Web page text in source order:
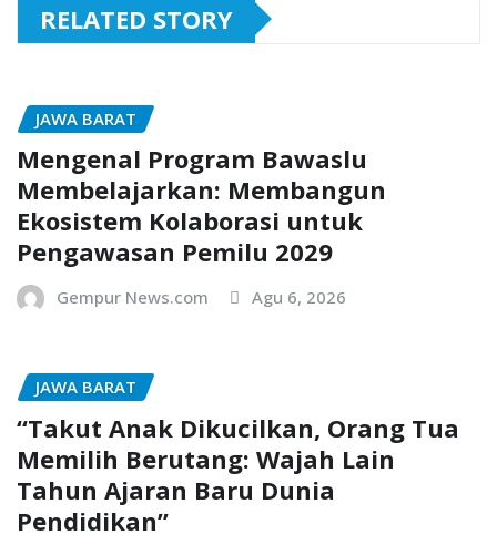
RELATED STORY
JAWA BARAT
Mengenal Program Bawaslu
Membelajarkan: Membangun
Ekosistem Kolaborasi untuk
Pengawasan Pemilu 2029
Gempur News.com Agu 6, 2026
JAWA BARAT
“Takut Anak Dikucilkan, Orang Tua
Memilih Berutang: Wajah Lain
Tahun Ajaran Baru Dunia
Pendidikan”